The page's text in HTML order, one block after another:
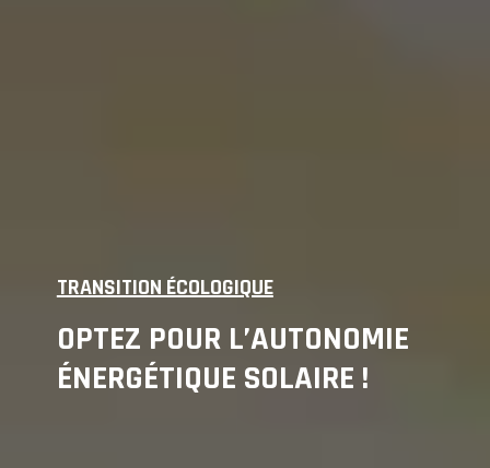
TRANSITION ÉCOLOGIQUE
OPTEZ POUR L’AUTONOMIE
ÉNERGÉTIQUE SOLAIRE !